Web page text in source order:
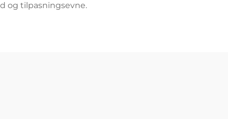
og tilpasningsevne.